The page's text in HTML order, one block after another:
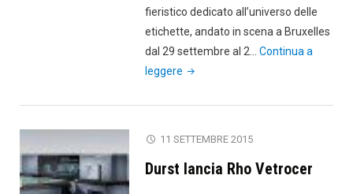
fieristico dedicato all’universo delle
etichette, andato in scena a Bruxelles
dal 29 settembre al 2…Continua a
leggere "Labelexpo
è
digital"
11 SETTEMBRE 2015
Durst lancia Rho Vetrocer